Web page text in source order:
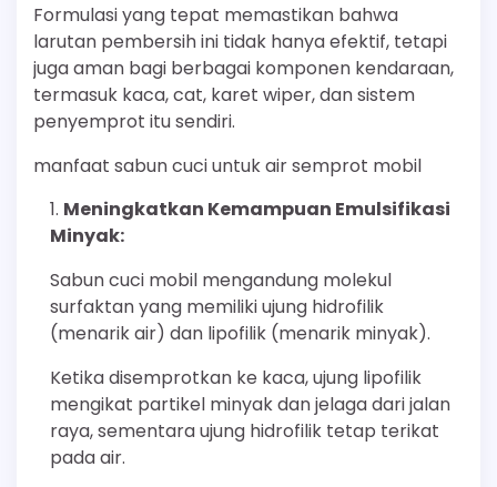
Formulasi yang tepat memastikan bahwa
larutan pembersih ini tidak hanya efektif, tetapi
juga aman bagi berbagai komponen kendaraan,
termasuk kaca, cat, karet wiper, dan sistem
penyemprot itu sendiri.
manfaat sabun cuci untuk air semprot mobil
Meningkatkan Kemampuan Emulsifikasi
Minyak:
Sabun cuci mobil mengandung molekul
surfaktan yang memiliki ujung hidrofilik
(menarik air) dan lipofilik (menarik minyak).
Ketika disemprotkan ke kaca, ujung lipofilik
mengikat partikel minyak dan jelaga dari jalan
raya, sementara ujung hidrofilik tetap terikat
pada air.